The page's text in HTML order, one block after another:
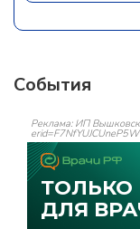
События
Реклама: ИП